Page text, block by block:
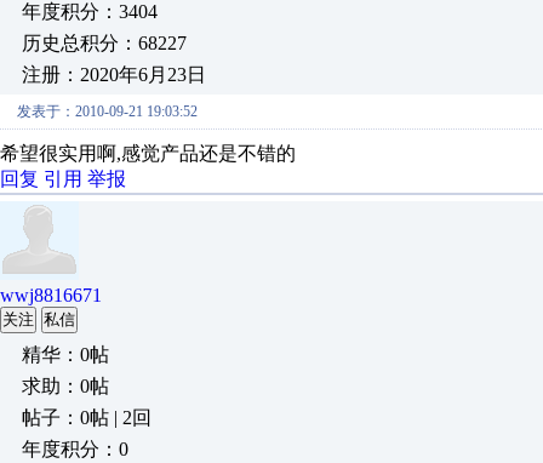
年度积分：3404
历史总积分：68227
注册：2020年6月23日
发表于：2010-09-21 19:03:52
希望很实用啊,感觉产品还是不错的
回复 引用 举报
wwj8816671
关注 私信
精华：0帖
求助：0帖
帖子：0帖 | 2回
年度积分：0